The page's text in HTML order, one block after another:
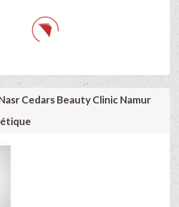
Cedars Beauty Clinic Namur